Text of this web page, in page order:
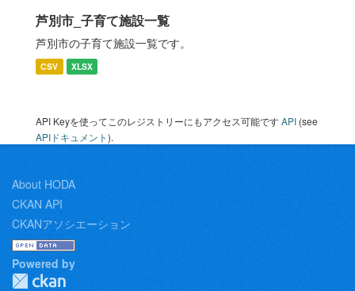
芦別市_子育て施設一覧
芦別市の子育て施設一覧です。
CSV XLSX
API Keyを使ってこのレジストリーにもアクセス可能ですAPI (see
APIドキュメント).
About HODA
CKAN API
CKANアソシエーション
Powered by